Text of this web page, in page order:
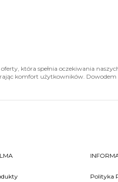
która spełnia oczekiwania
komfort użytkowników. Dowodem
Polityka